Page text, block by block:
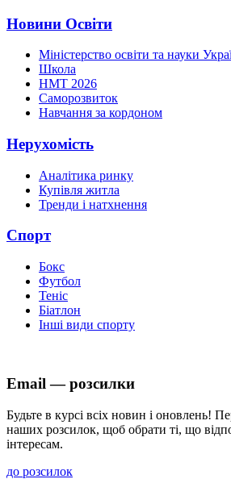
Новини Освіти
Міністерство освіти та науки
Школа
НМТ 2026
Саморозвиток
Навчання за кордоном
Нерухомість
Аналітика ринку
Купівля житла
Тренди і натхнення
Спорт
Бокс
Футбол
Теніс
Біатлон
Інші види спорту
Email — розсилки
Будьте в курсі всіх новин і оновлень!
наших розсилок, щоб обрати ті, що
інтересам.
до розсилок